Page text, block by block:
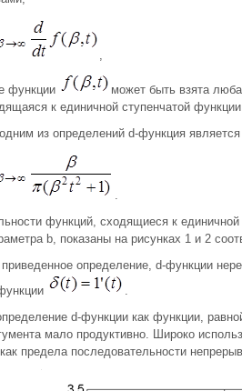
,
функции
может быть взята
к единичной ступенчатой
из определений d-функция
.
функций, сходящиеся к
b, показаны на рисунках 1 и 2
определение, d-функции
.
d-функции как функции,
мало продуктивно. Широко
предела последовательности